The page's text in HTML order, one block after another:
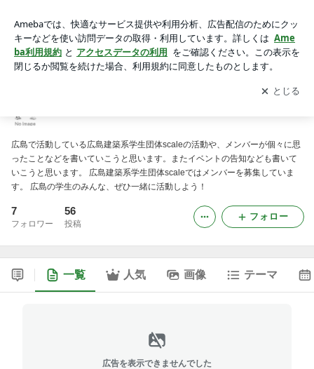
アプリをダウンロードして ブログの更新通知
を受け取りまし
ょう。
開く
広島で活動している広島建築系学生団体scaleの活動や、メンバーが個々に思
ったことなどを書いていこうと思います。またイベントの告知なども書いて
いこうと思います。 広島建築系学生団体scaleではメンバーを募集していま
す。 広島の学生のみんな、ぜひ一緒に活動しよう！
7
フォロワー
56
投稿
フォロー
一覧 人気 画像 テーマ
広告を表示できませんでした